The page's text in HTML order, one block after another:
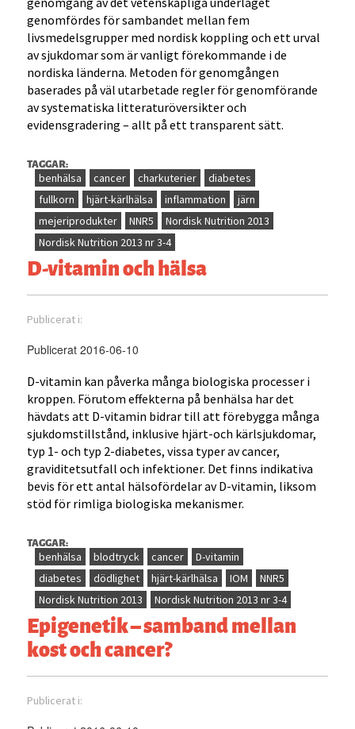
genomfördes för sambandet mellan fem
livsmedelsgrupper med nordisk koppling och ett urval
av sjukdomar som är vanligt förekommande i de
nordiska länderna. Metoden för genomgången
baserades på väl utarbetade regler för genomförande
av systematiska litteraturöversikter och
evidensgradering – allt på ett transparent sätt.
TAGGAR:
benhälsa cancer charkuterier
diabetes
fullkorn
hjärt-kärlhälsa inflammation
järn
mejeriprodukter
NNR5
Nordisk Nutrition 2013
Nordisk Nutrition 2013 nr 3-4
D-vitamin och hälsa
Publicerat i:
Publicerat 2016-06-10
D-vitamin kan påverka många biologiska processer i
kroppen. Förutom effekterna på benhälsa har det
hävdats att D-vitamin bidrar till att förebygga många
sjukdomstillstånd, inklusive hjärt-och kärlsjukdomar,
typ 1- och typ 2-diabetes, vissa typer av cancer,
graviditetsutfall och infektioner. Det finns indikativa
bevis för ett antal hälsofördelar av D-vitamin, liksom
stöd för rimliga biologiska mekanismer.
TAGGAR:
benhälsa blodtryck cancer
D-vitamin
diabetes
dödlighet hjärt-kärlhälsa IOM
NNR5
Nordisk Nutrition 2013
Nordisk Nutrition 2013 nr 3-4
Epigenetik – samband mellan
kost och cancer?
Publicerat i: